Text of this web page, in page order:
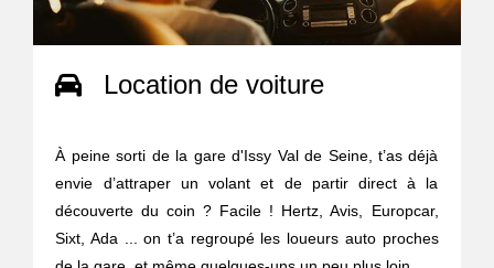
Location de voiture
À peine sorti de la gare d'Issy Val de Seine, t’as déjà
envie d’attraper un volant et de partir direct à la
découverte du coin ? Facile ! Hertz, Avis, Europcar,
Sixt, Ada ... on t’a regroupé les loueurs auto proches